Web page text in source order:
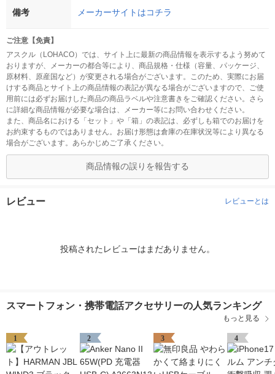
備考 メーカーサイトはコチラ
ご注意【免責】
アスクル（LOHACO）では、サイト上に最新の商品情報を表示するよう努めて
おりますが、メーカーの都合等により、商品規格・仕様（容量、パッケージ、
原材料、原産国など）が変更される場合がございます。このため、実際にお届
けする商品とサイト上の商品情報の表記が異なる場合がございますので、ご使
用前には必ずお届けした商品の商品ラベルや注意書きをご確認ください。さら
に詳細な商品情報が必要な場合は、メーカー等にお問い合わせください。
また、商品名における「セット」や「箱」の表記は、必ずしも箱でのお届けを
お約束するものではありません。お届け形態は倉庫の在庫状況等により異なる
場合がございます。あらかじめご了承ください。
商品情報の誤りを報告する
レビュー レビューとは
投稿されたレビューはまだありません。
スマートフォン・携帯電話アクセサリーの人気ランキング
もっと見る
1 2 3 4